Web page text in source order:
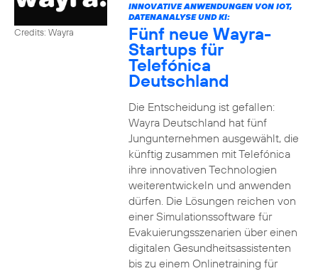
Credits: Wayra
INNOVATIVE ANWENDUNGEN VON IOT,
DATENANALYSE UND KI:
Fünf neue Wayra-
Startups für
Telefónica
Deutschland
Die Entscheidung ist gefallen:
Wayra Deutschland hat fünf
Jungunternehmen ausgewählt, die
künftig zusammen mit Telefónica
ihre innovativen Technologien
weiterentwickeln und anwenden
dürfen. Die Lösungen reichen von
einer Simulationssoftware für
Evakuierungsszenarien über einen
digitalen Gesundheitsassistenten
bis zu einem Onlinetraining für